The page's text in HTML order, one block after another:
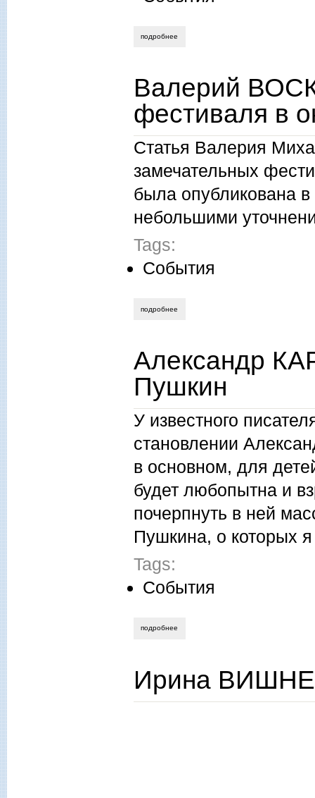
подробнее
Валерий
фестиваля в
Статья Валерия
замечательных
была опубликована
небольшими
Tags:
События
подробнее
Александр
Пушкин
У известного
становлении
в основном, для
будет любопытна и
почерпнуть в ней
Пушкина, о которых
Tags:
События
подробнее
Ирина